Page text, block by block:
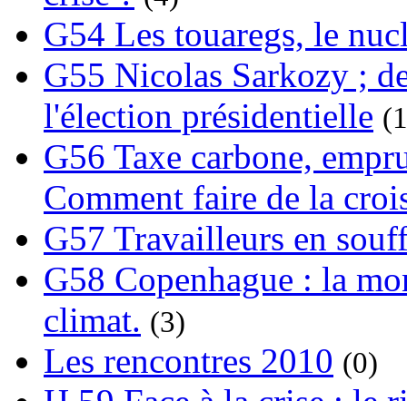
G54 Les touaregs, le
G55 Nicolas Sarkozy ;
l'élection présidentielle
G56 Taxe carbone,
Comment faire de la
G57 Travailleurs en
G58 Copenhague : la
climat. (3)
Les rencontres 2010 (0)